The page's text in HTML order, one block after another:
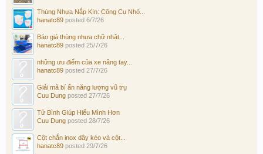
Thùng Nhựa Nắp Kín: Công Cụ Nhỏ...
hanatc89 posted 6/7/26
Báo giá thùng nhựa chữ nhật...
hanatc89 posted 25/7/26
những ưu điểm của xe nâng tay...
hanatc89 posted 27/7/26
Giải mã bí ẩn năng lượng vũ trụ
Cuu Dung posted 27/7/26
Tử Bình Giúp Hiểu Mình Hơn
Cuu Dung posted 28/7/26
Cột chắn inox dây kéo và cột...
hanatc89 posted 29/7/26